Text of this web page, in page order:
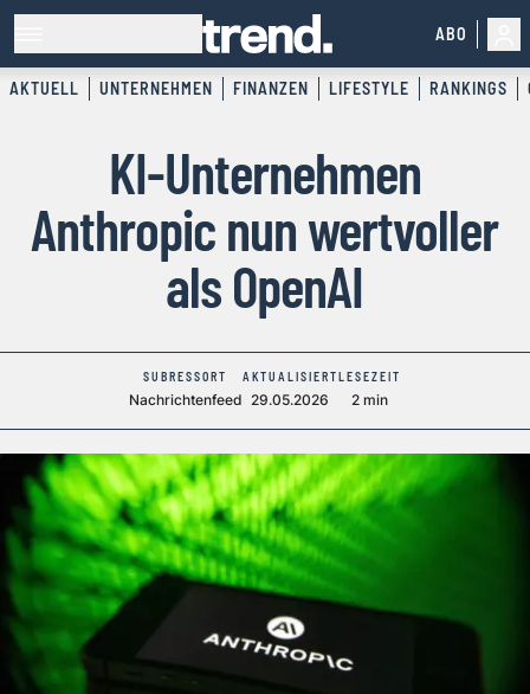
ABO
AKTUELL UNTERNEHMEN FINANZEN LIFESTYLE RANKINGS
KI-Unternehmen
Anthropic nun wertvoller
als OpenAI
SUBRESSORT
Nachrichtenfeed
AKTUALISIERT
29.05.2026
LESEZEIT
2 min